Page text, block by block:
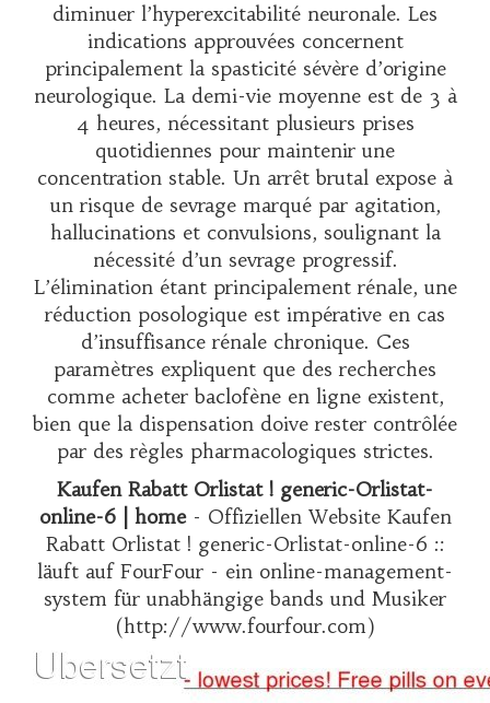
diminuer l’hyperexcitabilité neuronale. Les
indications approuvées concernent
principalement la spasticité sévère d’origine
neurologique. La demi-vie moyenne est de 3 à
4 heures, nécessitant plusieurs prises
quotidiennes pour maintenir une
concentration stable. Un arrêt brutal expose à
un risque de sevrage marqué par agitation,
hallucinations et convulsions, soulignant la
nécessité d’un sevrage progressif.
L’élimination étant principalement rénale, une
réduction posologique est impérative en cas
d’insuffisance rénale chronique. Ces
paramètres expliquent que des recherches
comme acheter baclofène en ligneexistent,
bien que la dispensation doive rester contrôlée
par des règles pharmacologiques strictes.
Kaufen Rabatt Orlistat ! generic-Orlistat-
online-6 | home- Offiziellen Website Kaufen
Rabatt Orlistat ! generic-Orlistat-online-6 ::
läuft auf FourFour - ein online-management-
system für unabhängige bands und Musiker
(http://www.fourfour.com)